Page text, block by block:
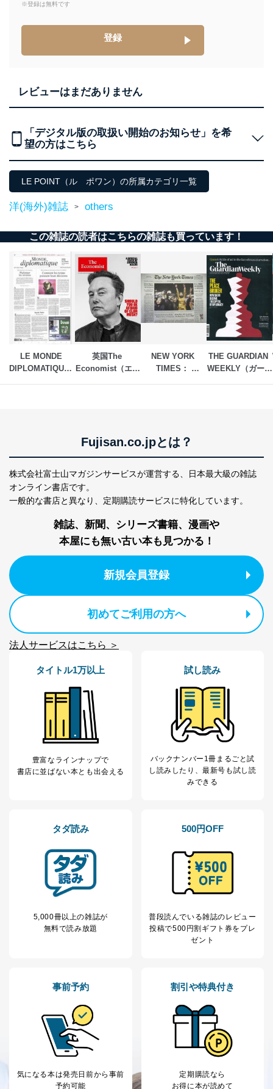
※登録は無料です
登録
レビューはまだありません
「デジタル版の取扱い開始のお知らせ」を希
望の方はこちら
LE POINT（ル ポワン）の所属カテゴリ一覧
洋(海外)雑誌 > others
この雑誌の読者はこちらの雑誌も買っています！
LE MONDE
DIPLOMATIQUE（ル
英国The
Economist（エコ
NEW YORK
TIMES：
THE GUARDIAN
WEEKLY（ガーデ
Fujisan.co.jpとは？
株式会社富士山マガジンサービスが運営する、
日本最大級の雑誌
オンライン書店です。
一般的な書店と異なり、 定期購読サービスに特化しています。
雑誌、新聞、シリーズ書籍、漫画や
本屋にも無い古い本も見つかる！
新規会員登録
初めてご利用の方へ
法人サービスはこちら ＞
タイトル1万以上
豊富なラインナップで
書店に並ばない本とも出会える
試し読み
バックナンバー1冊まるごと試
し読み したり、最新号も試し読
みできる
タダ読み
5,000冊以上の雑誌が
無料で読み放題
500円OFF
普段読んでいる雑誌のレビュー
投稿で500円割ギフト券をプレ
ゼント
事前予約
気になる本は発売日前から事前
予約可能
割引や特典付き
定期購読なら
お得に本が読めて